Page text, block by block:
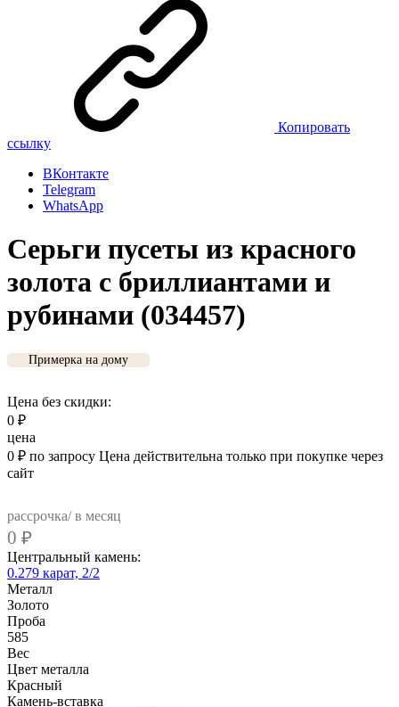
Копировать
ссылку
ВКонтакте
Telegram
WhatsApp
Серьги пусеты из красного
золота с бриллиантами и
рубинами (034457)
Примерка на дому
Цена без скидки:
0 ₽
цена
0 ₽ по запросу Цена действительна только при покупке через
сайт
рассрочка/ в месяц
0 ₽
Центральный камень:
0.279 карат, 2/2
Металл
Золото
Проба
585
Вес
Цвет металла
Красный
Камень-вставка